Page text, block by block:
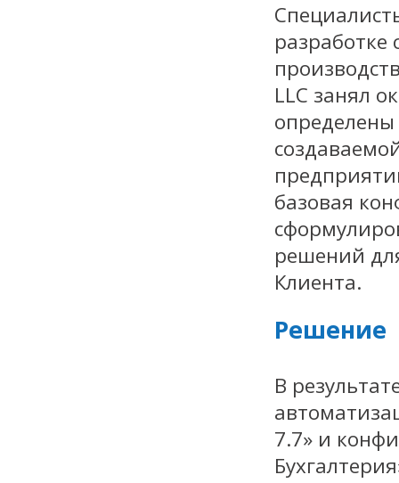
разработке
LLC занял
базовая
решений
Клиента.
Решение
В
7.7» и